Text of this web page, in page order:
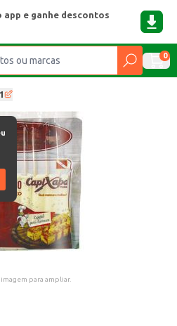
app e ganhe descontos
0
para ampliar.